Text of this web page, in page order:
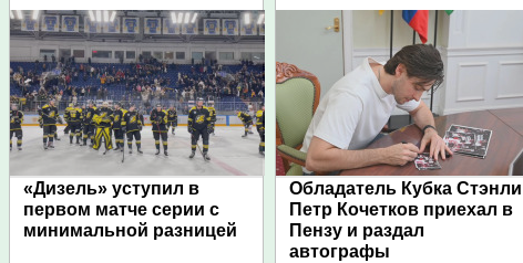
«Дизель» уступил в
первом матче серии с
минимальной разницей
Обладатель Кубка Стэнли
Петр Кочетков приехал в
Пензу и раздал
автографы